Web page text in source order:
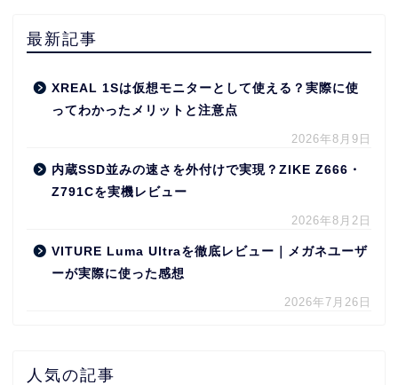
最新記事
XREAL 1Sは仮想モニターとして使える？実際に使
ってわかったメリットと注意点
2026年8月9日
内蔵SSD並みの速さを外付けで実現？ZIKE Z666・
Z791Cを実機レビュー
2026年8月2日
VITURE Luma Ultraを徹底レビュー｜メガネユーザ
ーが実際に使った感想
2026年7月26日
人気の記事